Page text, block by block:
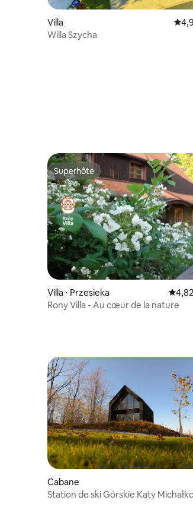
Villa
Willa Szycha
Superhôte
Superhôte
Villa ⋅ Przesieka
Rony Villa - Au cœur de la nature
Cabane
Station de ski Górskie Kąty